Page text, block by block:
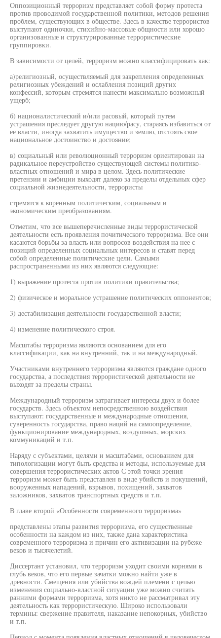
Оппозиционный терроризм представляет собой форму протеста
против проводимой государственной политики, методов решения
проблем, существующих в обществе. Здесь в качестве террористов
выступают одиночки, стихийно-массовые общности или хорошо
организованные и структурированные террористические
группировки.
В зависимости от целей, терроризм можно классифицировать как:
а)религиозный, осуществляемый для закрепления определенных
религиозных убеждений и ослабления позиций других
конфессий, которым стремятся нанести максимально возможный
ущерб;
б) националистический и/или расовый, который путем
устрашения преследует другую нацию/расу, стараясь избавиться от
ее власти, иногда захватить имущество и землю, отстоять свое
национальное достоинство и достояние;
в) социальный или революционный терроризм ориентирован на
радикальное переустройство существующей системы политико-
властных отношений и мира в целом. Здесь политические
претензии и амбиции выходят далеко за пределы отдельных сфер
социальной жизнедеятельности, террористы
стремятся к коренным политическим, социальным и
экономическим преобразованиям.
Отметим, что все вышеперечисленные виды террористической
деятельности есть проявления почитического терроризма. Все они
касаются борьбы за власть или вопросов воздействия на нее с
позиций определенных социальных интересов и ставят перед
собой определенные политические цели. Самыми
распространенными из них являются следующие:
1) выражение протеста против политики правительства;
2) физическое и моральное устрашение политических оппонентов;
3) дестабилизация деятельности государственной власти;
4) изменение политического строя.
Масштабы терроризма являются основанием для его
классификации, как на внутренний, так и на международный.
Участниками внутреннего терроризма являются граждане одного
государства, а последствия террористической деятельности не
выходят за пределы страны.
Международный терроризм затрагивает интересы двух и более
государств. Здесь объектом непосредственною воздействия
выступают: государственные и международные отношения,
суверенность государства, право наций на самоопределение,
функционирование международных, воздушных, морских
коммуникаций и т.п.
Наряду с субъектами, целями и масштабами, основанием для
типологизации могут быть средства и методы, используемые для
совершения террористических актов С этой точки зрения
терроризм может быть представлен в виде убийств и покушений,
вооруженных нападений, взрывов, похищений, захватов
заложников, захватов транспортных средств и т.п.
В главе второй «Особенности современного терроризма»
представлены этапы развития терроризма, его существенные
особенности на каждом из них, также дана характеристика
современного терроризма и причин его активизации на рубеже
веков и тысячелетий.
Диссертант установил, что терроризм уходит своими корнями в
глубь веков, что его первые зачатки можно найти уже в
древности. Смещения или убийства вождей племени с целью
изменения социально-властной ситуации уже можно считать
ранними формами терроризма, хотя никто не рассматривал эту
деятельность как террористическую. Широко использовали
термины: свержение правителя, наказание непокорных, убийство
и т.п.